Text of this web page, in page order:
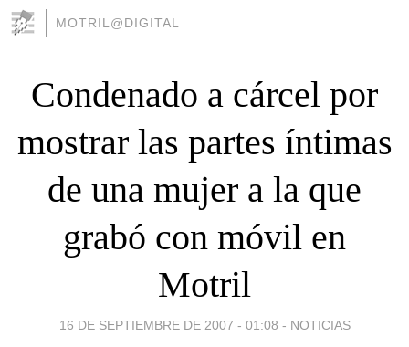
MOTRIL@DIGITAL
Condenado a cárcel por
mostrar las partes íntimas
de una mujer a la que
grabó con móvil en
Motril
16 DE SEPTIEMBRE DE 2007 - 01:08 - NOTICIAS